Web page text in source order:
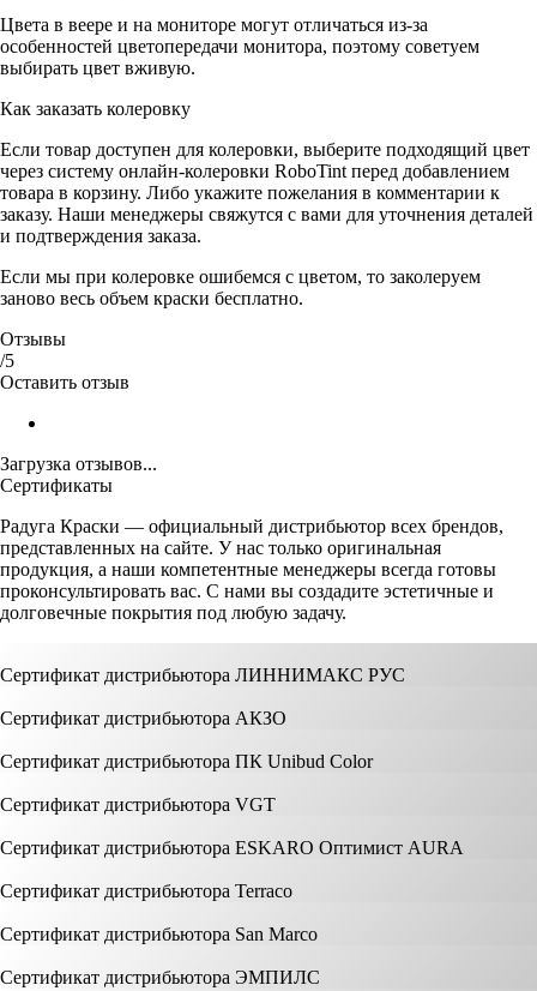
Цвета в веере и на мониторе могут отличаться из-за
особенностей цветопередачи монитора, поэтому советуем
выбирать цвет вживую.
Как заказать колеровку
Если товар доступен для колеровки, выберите подходящий цвет
через систему онлайн-колеровки RoboTint перед добавлением
товара в корзину. Либо укажите пожелания в комментарии к
заказу. Наши менеджеры свяжутся с вами для уточнения деталей
и подтверждения заказа.
Если мы при колеровке ошибемся с цветом, то заколеруем
заново весь объем краски бесплатно.
Отзывы
/5
Оставить отзыв
Загрузка отзывов...
Сертификаты
Радуга Краски — официальный дистрибьютор всех брендов,
представленных на сайте. У нас только оригинальная
продукция, а наши компетентные менеджеры всегда готовы
проконсультировать вас. С нами вы создадите эстетичные и
долговечные покрытия под любую задачу.
Сертификат дистрибьютора ЛИННИМАКС РУС
Сертификат дистрибьютора АКЗО
Сертификат дистрибьютора ПК Unibud Color
Сертификат дистрибьютора VGT
Сертификат дистрибьютора ESKARO Оптимист AURA
Сертификат дистрибьютора Terraco
Сертификат дистрибьютора San Marco
Сертификат дистрибьютора ЭМПИЛС